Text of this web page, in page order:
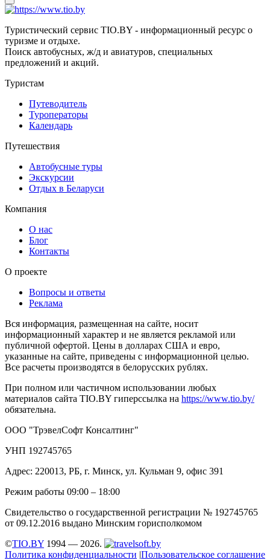
Туристический сервис TIO.BY - информационный ресурс о
туризме и отдыхе.
Поиск автобусных, ж/д и авиатуров, специальных
предложений и акций.
Туристам
Путеводитель
Туроператоры
Календарь
Путешествия
Автобусные туры
Экскурсии
Отдых в Беларуси
Компания
О нас
Блог
Контакты
О проекте
Вопросы и ответы
Реклама
Вся информация, размещенная на сайте, носит
информационный характер и не является рекламой или
публичной офертой. Цены в долларах США и евро,
указанные на сайте, приведены с информационной целью.
Все расчеты производятся в белорусских рублях.
При полном или частичном использовании любых
материалов сайта TIO.BY гиперссылка на https://www.tio.by/
обязательна.
ООО "ТрэвелСофт Консалтинг"
УНП 192745765
Адрес: 220013, РБ, г. Минск, ул. Кульман 9, офис 391
Режим работы 09:00 – 18:00
Свидетельство о государственной регистрации № 192745765
от 09.12.2016 выдано Минским горисполкомом
©TIO.BY 1994 — 2026.
Политика конфиденциальности |Пользовательское соглашение